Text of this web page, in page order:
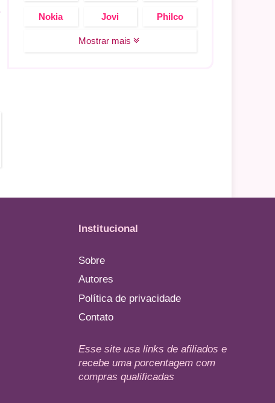
Nokia Jovi Philco
Mostrar mais
Institucional
Sobre
Autores
Política de privacidade
Contato
Esse site usa links de afiliados e
recebe uma porcentagem com
compras qualificadas